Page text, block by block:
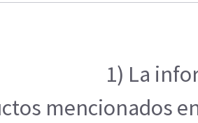
1) La
mencionados